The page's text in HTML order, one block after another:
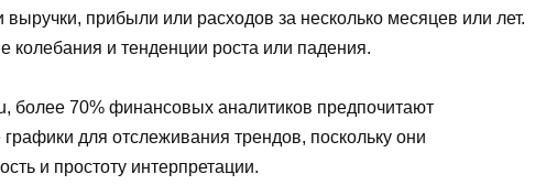
прибыли или расходов за несколько месяцев или лет.
колебания и тенденции роста или падения.
более 70% финансовых аналитиков предпочитают
для отслеживания трендов, поскольку они
и простоту интерпретации.